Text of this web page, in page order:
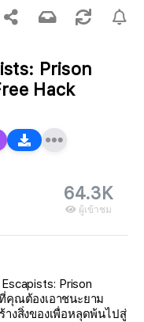
Prison
Hack
64.3K
ผู้เข้าชม
Prison
คุณต้องเอาชนะยาม
งสิ่งของเพื่อหลุดพ้นไปสู่